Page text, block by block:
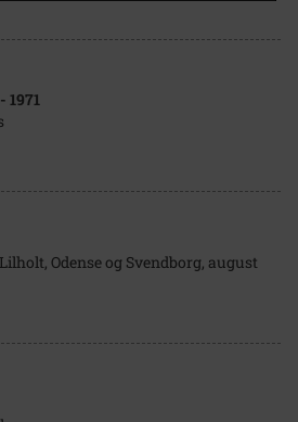
- 1971
Odense og Svendborg, august